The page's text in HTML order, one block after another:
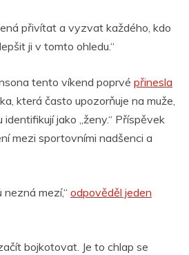
přivítat a vyzvat každého, kdo
ji v tomto ohledu.“
tento víkend poprvé přinesla
která často upozorňuje na muže,
jako „ženy.“ Příspěvek
mezi sportovními nadšenci a
mezí,“ odpověděl jeden
bojkotovat. Je to chlap se